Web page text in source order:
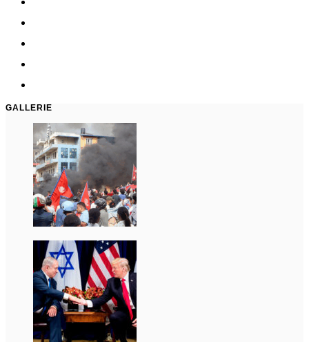
GALLERIE